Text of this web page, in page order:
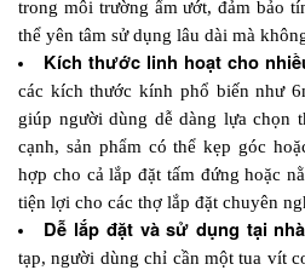
trong môi trường ẩm ướt, đảm bảo
thể yên tâm sử dụng lâu dài mà
Kích thước linh hoạt cho
các kích thước kính phổ biến như
giúp người dùng dễ dàng lựa chọn
cạnh, sản phẩm có thể kẹp góc
hợp cho cả lắp đặt tấm đứng hoặc
tiện lợi cho các thợ lắp đặt chuyên
Dễ lắp đặt và sử dụng tại
tạp, người dùng chỉ cần một tua vít